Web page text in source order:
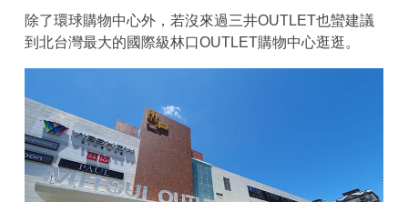
除了環球購物中心外，若沒來過三井OUTLET也蠻建議
到北台灣最大的國際級林口OUTLET購物中心逛逛。